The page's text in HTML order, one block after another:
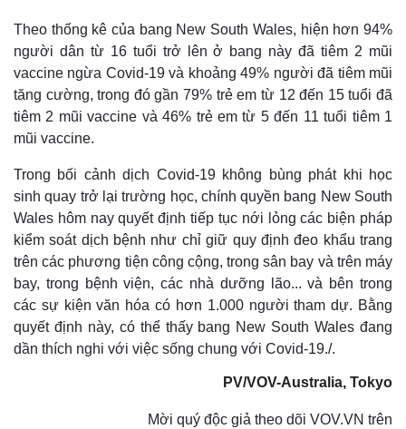
Kinh tế
Bất động sản
Khởi nghiệp
Thị trường
Giá vàng
Tiêu dùng
Tỷ giá
Chứng khoán
Giá cà phê
Theo thống kê của bang New South Wales, hiện hơn 94%
người dân từ 16 tuổi trở lên ở bang này đã tiêm 2 mũi
vaccine ngừa Covid-19 và khoảng 49% người đã tiêm mũi
tăng cường, trong đó gần 79% trẻ em từ 12 đến 15 tuổi đã
tiêm 2 mũi vaccine và 46% trẻ em từ 5 đến 11 tuổi tiêm 1
mũi vaccine.
Trong bối cảnh dịch Covid-19 không bùng phát khi học
sinh quay trở lại trường học, chính quyền bang New South
Wales hôm nay quyết định tiếp tục nới lỏng các biện pháp
kiểm soát dịch bệnh như chỉ giữ quy định đeo khẩu trang
trên các phương tiện công cộng, trong sân bay và trên máy
bay, trong bệnh viện, các nhà dưỡng lão... và bên trong
các sự kiện văn hóa có hơn 1.000 người tham dự. Bằng
quyết định này, có thể thấy bang New South Wales đang
dần thích nghi với việc sống chung với Covid-19./.
PV/VOV-Australia, Tokyo
Mời quý độc giả theo dõi VOV.VN trên